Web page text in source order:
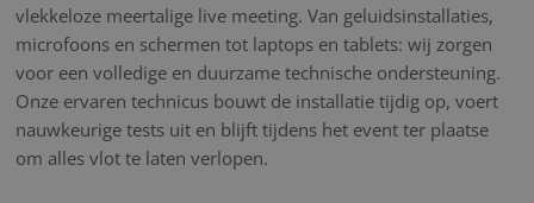
vlekkeloze meertalige live meeting. Van geluidsinstallaties,
microfoons en schermen tot laptops en tablets: wij zorgen
voor een volledige en duurzame technische ondersteuning.
Onze ervaren technicus bouwt de installatie tijdig op, voert
nauwkeurige tests uit en blijft tijdens het event ter plaatse
om alles vlot te laten verlopen.